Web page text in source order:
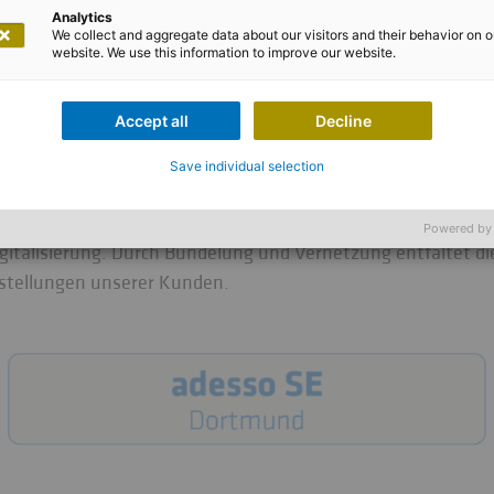
Gesellschaften
der adesso Group nicht nur eine Holding-Funktion,
Über die operative Geschäftstätigkeit
(IT-Services) und
als ein führender Beratungs- und
Durch Bündelung und Vernetzung entfaltet
unserer Kunden.
Analytics
We collect and aggregate data about our visitors and their behavior on
website. We use this information to improve our website.
Accept all Decline
Save individual selection
Powered by